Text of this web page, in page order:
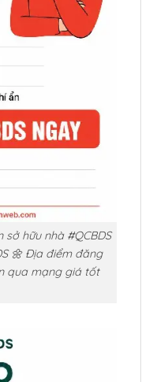
hữu nhà #QCBDS
🌼 Địa điểm đăng
qua mạng giá tốt